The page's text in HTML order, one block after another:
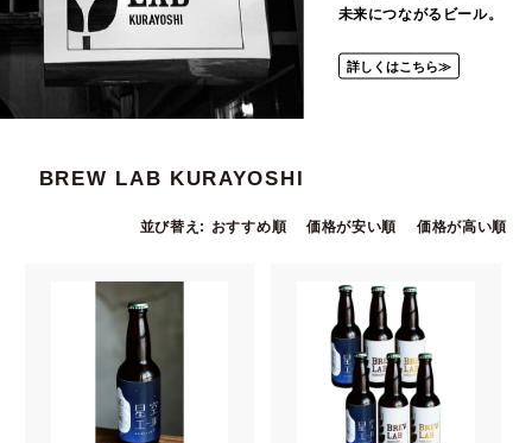
未来につながるビール。
詳しくはこちら≫
BREW LAB KURAYOSHI
並び替え おすすめ順 価格が安い順 価格が高い順